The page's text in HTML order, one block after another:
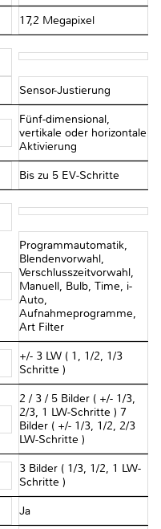
17,2 Megapixel
Sensor-Justierung
Fünf-dimensional,
vertikale oder horizontale
Aktivierung
Bis zu 5 EV-Schritte
Programmautomatik,
Blendenvorwahl,
Verschlusszeitvorwahl,
Manuell, Bulb, Time, i-
Auto,
Aufnahmeprogramme,
Art Filter
+/- 3 LW ( 1, 1/2, 1/3
Schritte )
2 / 3 / 5 Bilder ( +/- 1/3,
2/3, 1 LW-Schritte ) 7
Bilder ( +/- 1/3, 1/2, 2/3
LW-Schritte )
3 Bilder ( 1/3, 1/2, 1 LW-
Schritte )
Ja